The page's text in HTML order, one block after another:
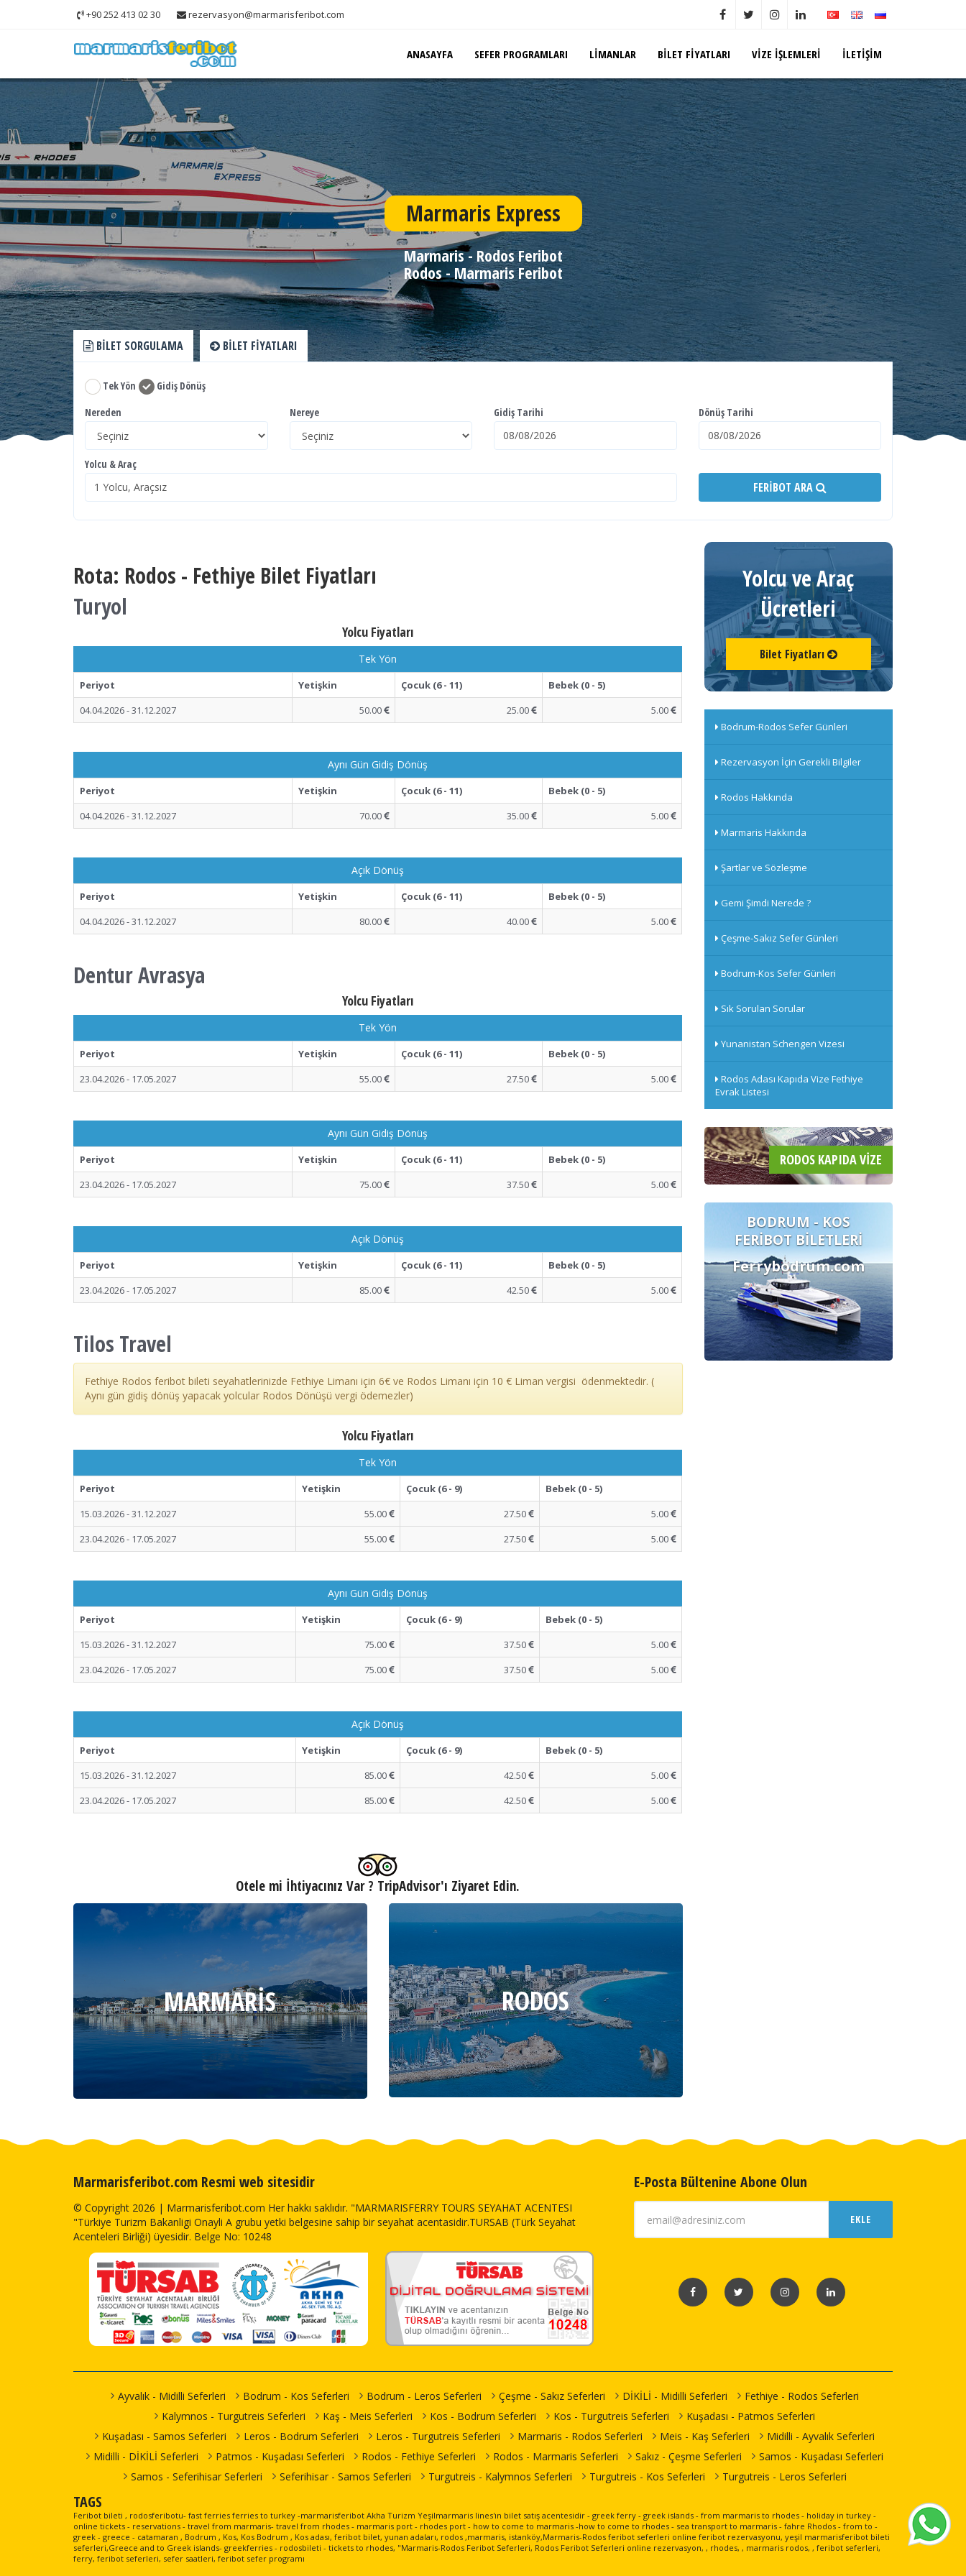
+90 252 413 02 30 rezervasyon@marmarisferibot.com
ANASAYFA SEFER PROGRAMLARI LIMANLAR BILET FIYATLARI VIZE İŞLEMLERI İLETIŞIM
Marmaris Express
Marmaris - Rodos Feribot
Rodos - Marmaris Feribot
BILET SORGULAMA BILET FIYATLARI
Tek Yön
Gidiş Dönüş
Nereden
Nereye Gidiş Tarihi Dönüş Tarihi
Yolcu & Araç
FERIBOT ARA
Rota: Rodos - Fethiye Bilet Fiyatları
Turyol
Yolcu Fiyatları
Tek Yön
Periyot Yetişkin Çocuk (6 - 11)
Bebek (0 - 5)
04.04.2026 - 31.12.2027
50.00 25.00 5.00
Aynı Gün Gidiş Dönüş
Periyot Yetişkin Çocuk (6 - 11)
Bebek (0 - 5)
04.04.2026 - 31.12.2027
70.00 35.00 5.00
Açık Dönüş
Periyot Yetişkin Çocuk (6 - 11)
Bebek (0 - 5)
04.04.2026 - 31.12.2027
80.00 40.00 5.00
Dentur Avrasya
Yolcu Fiyatları
Tek Yön
Periyot Yetişkin Çocuk (6 - 11)
Bebek (0 - 5)
23.04.2026 - 17.05.2027
55.00 27.50 5.00
Aynı Gün Gidiş Dönüş
Periyot Yetişkin Çocuk (6 - 11)
Bebek (0 - 5)
23.04.2026 - 17.05.2027
75.00 37.50 5.00
Açık Dönüş
Periyot Yetişkin Çocuk (6 - 11)
Bebek (0 - 5)
23.04.2026 - 17.05.2027
85.00 42.50 5.00
Tilos Travel
Fethiye Rodos feribot bileti seyahatlerinizde Fethiye Limanı için 6€ ve Rodos Limanı için 10 € Liman vergisi ödenmektedir. (
Aynı gün gidiş dönüş yapacak yolcular Rodos Dönüşü vergi ödemezler)
Yolcu Fiyatları
Tek Yön
Periyot Yetişkin Çocuk (6 - 9)
Bebek (0 - 5)
15.03.2026 - 31.12.2027
55.00 27.50
5.00
23.04.2026 - 17.05.2027
55.00 27.50 5.00
Aynı Gün Gidiş Dönüş
Periyot Yetişkin Çocuk (6 - 9)
Bebek (0 - 5)
15.03.2026 - 31.12.2027
75.00 37.50
5.00
23.04.2026 - 17.05.2027
75.00 37.50 5.00
Açık Dönüş
Periyot Yetişkin Çocuk (6 - 9)
Bebek (0 - 5)
15.03.2026 - 31.12.2027
85.00 42.50
5.00
23.04.2026 - 17.05.2027
85.00 42.50 5.00
Otele mi İhtiyacınız Var ? TripAdvisor'ı Ziyaret Edin.
MARMARIS RODOS
Yolcu ve Araç
Ücretleri
Bilet Fiyatları
Bodrum-Rodos Sefer Günleri
Rezervasyon İçin Gerekli Bilgiler
Rodos Hakkında
Marmaris Hakkında
Şartlar ve Sözleşme
Gemi Şimdi Nerede ?
Çeşme-Sakız Sefer Günleri
Bodrum-Kos Sefer Günleri
Sık Sorulan Sorular
Yunanistan Schengen Vizesi
Rodos Adası Kapıda Vize Fethiye
Evrak Listesi
RODOS KAPIDA VIZE
BODRUM - KOS
FERİBOT BİLETLERİ
Ferrybodrum.com
Marmarisferibot.com Resmi web sitesidir
© Copyright 2026 | Marmarisferibot.com Her hakkı saklıdır. "MARMARISFERRY TOURS SEYAHAT ACENTESI
"Türkiye Turizm Bakanligi Onayli A grubu yetki belgesine sahip bir seyahat acentasidir.TURSAB (Türk Seyahat
Acenteleri Birliği) üyesidir. Belge No: 10248
E-Posta Bültenine Abone Olun
EKLE
Ayvalık - Midilli Seferleri Bodrum - Kos Seferleri Bodrum - Leros Seferleri Çeşme - Sakız Seferleri DİKİLİ - Midilli Seferleri
Fethiye - Rodos Seferleri
Kalymnos - Turgutreis Seferleri
Kaş - Meis Seferleri Kos - Bodrum Seferleri Kos - Turgutreis Seferleri
Kuşadası - Patmos Seferleri
Kuşadası - Samos Seferleri
Leros - Bodrum Seferleri Leros - Turgutreis Seferleri Marmaris - Rodos Seferleri Meis - Kaş Seferleri
Midilli - Ayvalık Seferleri
Midilli - DİKİLİ Seferleri
Patmos - Kuşadası Seferleri Rodos - Fethiye Seferleri Rodos - Marmaris Seferleri Sakız - Çeşme Seferleri
Samos - Kuşadası Seferleri
Samos - Seferihisar Seferleri
Seferihisar - Samos Seferleri Turgutreis - Kalymnos Seferleri Turgutreis - Kos Seferleri Turgutreis - Leros Seferleri
TAGS
Feribot bileti , rodosferibotu- fast ferries ferries to turkey -marmarisferibot Akha Turizm Yeşilmarmaris lines'ın bilet satış acentesidir - greek ferry - greek islands - from marmaris to rhodes - holiday in turkey -
online tickets - reservations - travel from marmaris- travel from rhodes - marmaris port - rhodes port - how to come to marmaris -how to come to rhodes - sea transport to marmaris - fahre Rhodos - from to -
greek - greece - catamaran , Bodrum , Kos, Kos Bodrum , Kos adası, feribot bilet, yunan adaları, rodos ,marmaris, istanköy,Marmaris-Rodos feribot seferleri online feribot rezervasyonu, yeşil marmarisferibot bileti
seferleri,Greece and to Greek islands- greekferries - rodosbileti - tickets to rhodes, "Marmaris-Rodos Feribot Seferleri, Rodos Feribot Seferleri online rezervasyon, , rhodes, , marmaris rodos, , feribot seferleri,
ferry, feribot seferleri, sefer saatleri, feribot sefer programı